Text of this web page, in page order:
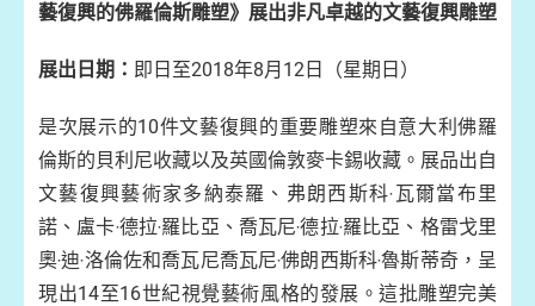
藝復興的佛羅倫斯雕塑》展出非凡卓越的文藝復興雕塑
展出日期： 即日至2018年8月12日（星期日）
是次展示的10件文藝復興的重要雕塑來自意大利佛羅
倫斯的貝利尼收藏以及英國倫敦麥卡錫收藏。展品出自
文藝復興藝術家多納泰羅、弗朗西斯科‧瓦爾當布里
諾、盧卡‧德拉‧羅比亞、喬瓦尼‧德拉‧羅比亞、格雷戈里
奧‧迪‧洛倫佐和喬瓦尼喬瓦尼‧佛朗西斯科‧魯斯蒂奇，呈
現出14至16世紀視覺藝術風格的發展。這批雕塑完美